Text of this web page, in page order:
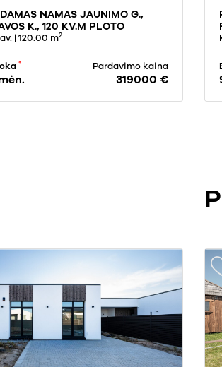
NAMAS JAUNIMO G.,
K., 120 KV.M PLOTO
| 120.00 m2
* Pardavimo kaina
319000 €